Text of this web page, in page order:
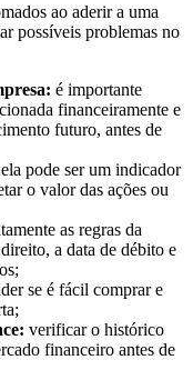
ao aderir a uma
possíveis problemas no
é importante
financeiramente e
futuro, antes de
pode ser um indicador
o valor das ações ou
as regras da
a data de débito e
se é fácil comprar e
verificar o histórico
financeiro antes de